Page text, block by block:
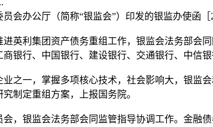
办公厅（简称“银监会”）印发的银监办使函［
利集团资产债务重组工作，银监会法务部会
银行、中国银行、建设银行、交通银行、中信
一，掌握多项核心技术，社会影响大，银监
制定重组方案，上报国务院。
银监会法务部会同监管指导协调工作。金融